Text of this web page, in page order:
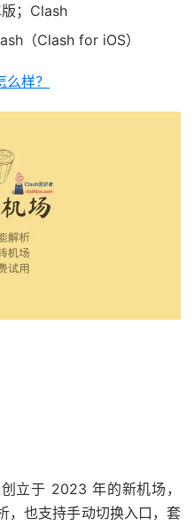
；Clash
（Clash for iOS）
样？
立于 2023 年的新机场，
，也支持手动切换入口，套